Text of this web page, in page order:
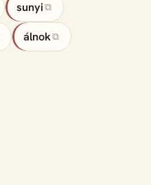
sunyi ⧉
álnok⧉